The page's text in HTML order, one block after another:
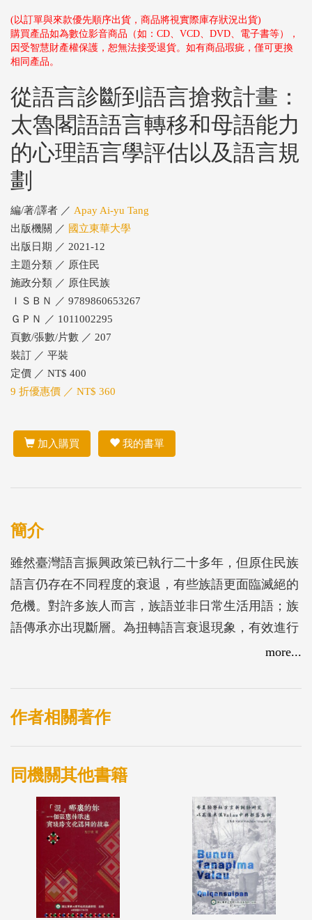
(以訂單與來款優先順序出貨，商品將視實際庫存狀況出貨)
購買產品如為數位影音商品（如：CD、VCD、DVD、電子書等），
因受智慧財產權保護，恕無法接受退貨。如有商品瑕疵，僅可更換
相同產品。
從語言診斷到語言搶救計畫：
太魯閣語語言轉移和母語能力
的心理語言學評估以及語言規
劃
編/著/譯者 ／ Apay Ai-yu Tang
出版機關 ／ 國立東華大學
出版日期 ／ 2021-12
主題分類 ／ 原住民
施政分類 ／ 原住民族
ＩＳＢＮ ／ 9789860653267
ＧＰＮ ／ 1011002295
頁數/張數/片數 ／ 207
裝訂 ／ 平裝
定價 ／ NT$ 400
9 折優惠價 ／ NT$ 360
加入購買 我的書單
簡介
雖然臺灣語言振興政策已執行二十多年，但原住民族
語言仍存在不同程度的衰退，有些族語更面臨滅絕的
危機。對許多族人而言，族語並非日常生活用語；族
語傳承亦出現斷層。為扭轉語言衰退現象，有效進行
族語復振，我們必須先掌握語言使用的現況。因此，
查研究太魯閣語相對於台灣華語的語言強度、太魯閣
語能力的世代差異，並提出太魯閣部落語言保存規劃
Language Access, HALA）評估太魯閣語的相對強
度。（二）評估不同年齡層的語言能力。（三）提供
量化數據給部落和政府計畫參考。（四）建立基準資
料（baseline data），以做為語言保存的基礎。（五）
提出一個微觀層面語言規劃以促進語言維持
（language maintenance）。
本研究採取兩種方法：HALA 實驗以及引導語句實驗
more...
作者相關著作
同機關其他書籍